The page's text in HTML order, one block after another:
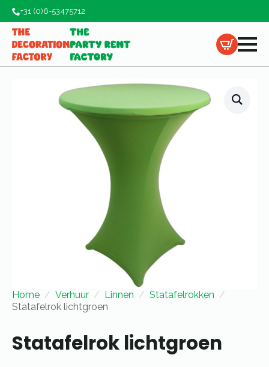
+31 (0)6-53475712
Home Verhuur Linnen
Statafelrokken
Statafelrok lichtgroen
Statafelrok lichtgroen